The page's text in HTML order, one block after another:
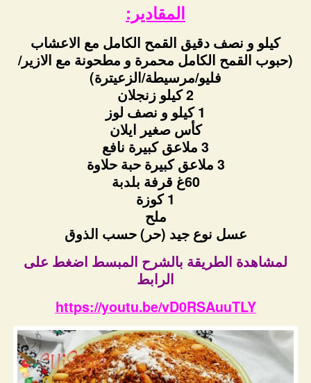
المقادير:
كيلو و نصف دقيق القمح الكامل مع الاعشاب
(حبوب القمح الكامل محمرة و مطحونة مع الازير/
فليو/مرسيطة/الزعيترة)
2 كيلو زنجلان
1 كيلو و نصف لوز
كأس صغير ايلان
3 ملاعق كبيرة نافع
3 ملاعق كبيرة حبة حلاوة
60غ قرفة بلدبة
1 كوزة
ملح
عسل نوع جيد (حر) حسب الذوق
لمشاهدة الطريقة بالشرح المبسط اضغط على
الرابط
https://youtu.be/vD0RSAuuTLY